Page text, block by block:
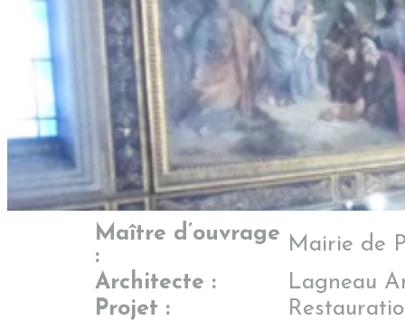
Maître d’ouvrage
:
Mairie de
Architecte :
Lagneau
Projet :